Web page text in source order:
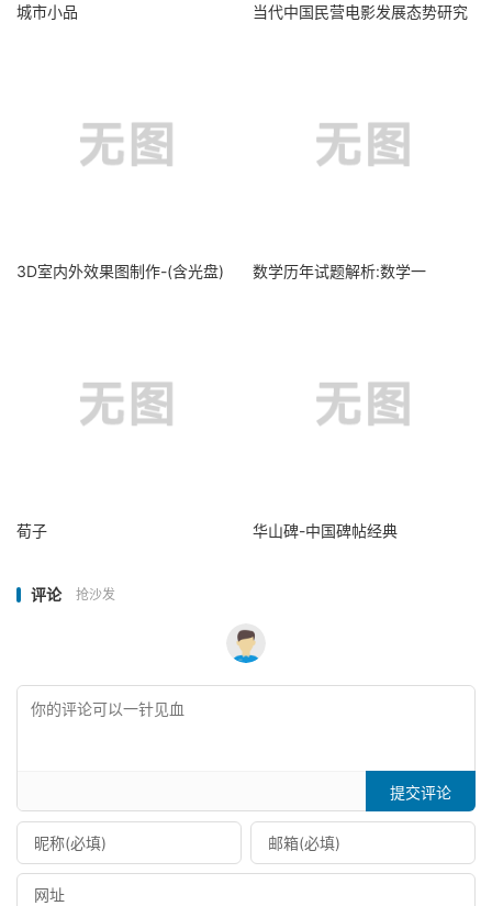
城市小品 当代中国民营电影发展态势研究
3D室内外效果图制作-(含光盘) 数学历年试题解析:数学一
荀子 华山碑-中国碑帖经典
评论 抢沙发
提交评论